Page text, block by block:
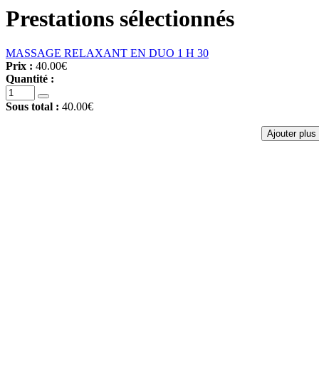
Prestations sélectionnés
MASSAGE RELAXANT EN DUO 1 H 30
Prix : 40.00€
Quantité :
Sous total : 40.00€
Ajouter plus